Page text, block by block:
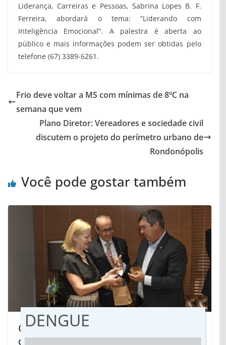
Liderança, Carreiras e Pessoas, Sabrina Lopes B. F.
Ferreira, abordará o tema: “Liderando com
Inteligência Emocional”. A palestra é aberta ao
público e mais informações podem ser obtidas pelo
telefone (67) 3389-6261.
Frio deve voltar a MS com mínimas de 8ºC na
semana que vem
Plano Diretor: Vereadores e sociedade civil
discutem o projeto do perímetro urbano de
Rondonópolis
Você pode gostar também
Oportunidades e dinâmica de
crescimento em MS são apresentadas
DENGUE